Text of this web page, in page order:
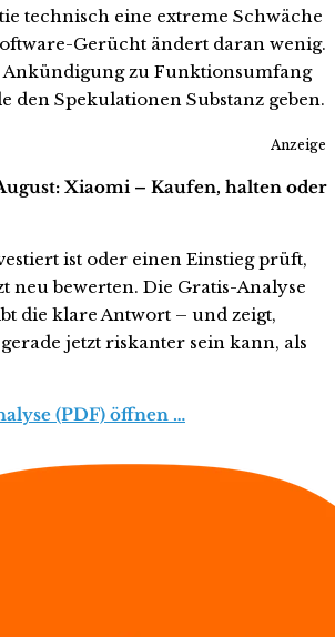
technisch eine extreme Schwäche
Gerücht ändert daran wenig.
Ankündigung zu Funktionsumfang
den Spekulationen Substanz geben.
Anzeige
Xiaomi – Kaufen, halten oder
ist oder einen Einstieg prüft,
neu bewerten. Die Gratis-Analyse
die klare Antwort – und zeigt,
jetzt riskanter sein kann, als
(PDF) öffnen …